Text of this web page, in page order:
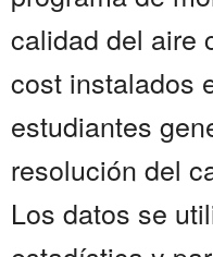
calidad del aire
cost instalados
estudiantes
resolución del
Los datos se